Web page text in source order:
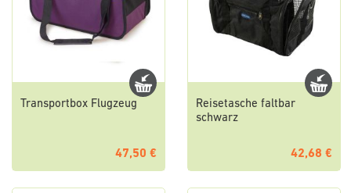
Transportbox Flugzeug
47,50 €
Reisetasche faltbar
schwarz
42,68 €